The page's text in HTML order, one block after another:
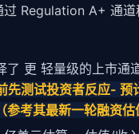
Regulation A+ 通道
更 轻量级的上市通
先测试投资者反应-
考其最新一轮融资估